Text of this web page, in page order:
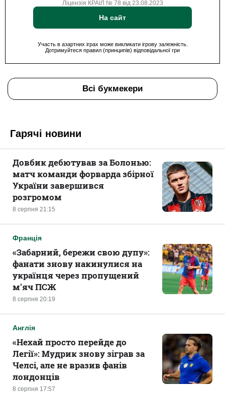
Ліцензія КРАІЛ № 78 від 23.08.2023
На сайт
Участь в азартних іграх може викликати ігрову залежність.
Дотримуйтеся правил (принципів) відповідальної гри
Всі букмекери
Гарячі новини
8 серпня 21:15
Довбик дебютував за Болонью:
матч команди форварда збірної
України завершився
розгромом
Франція
8 серпня 20:19
«Забарний, бережи свою дупу»:
фанати знову накинулися на
українця через пропущений
м'яч ПСЖ
Англія
8 серпня 17:57
«Нехай просто перейде до
Легії»: Мудрик знову зіграв за
Челсі, але не вразив фанів
лондонців